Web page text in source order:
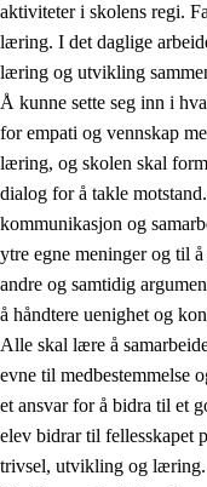
2. Prinsipper for
2.1 Sosial læring
2.2 Kompetanse i
2.3
2.4 Å lære å lære
Tverrfaglige temaer
aktiviteter i skolens regi.
læring. I det daglige
læring og utvikling
Å kunne sette seg inn i
for empati og vennskap
læring, og skolen skal
dialog for å takle
kommunikasjon og
ytre egne meninger og til
andre og samtidig
å håndtere uenighet og
Alle skal lære å
evne til medbestemmelse
et ansvar for å bidra til et
elev bidrar til fellesskapet
trivsel, utvikling og læring.